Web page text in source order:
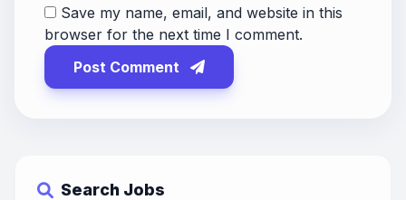
Save my name, email, and website in this
browser for the next time I comment.
Post Comment
Search Jobs